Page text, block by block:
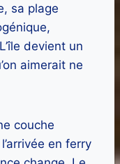
sa plage
devient un
aimerait ne
couche
en ferry